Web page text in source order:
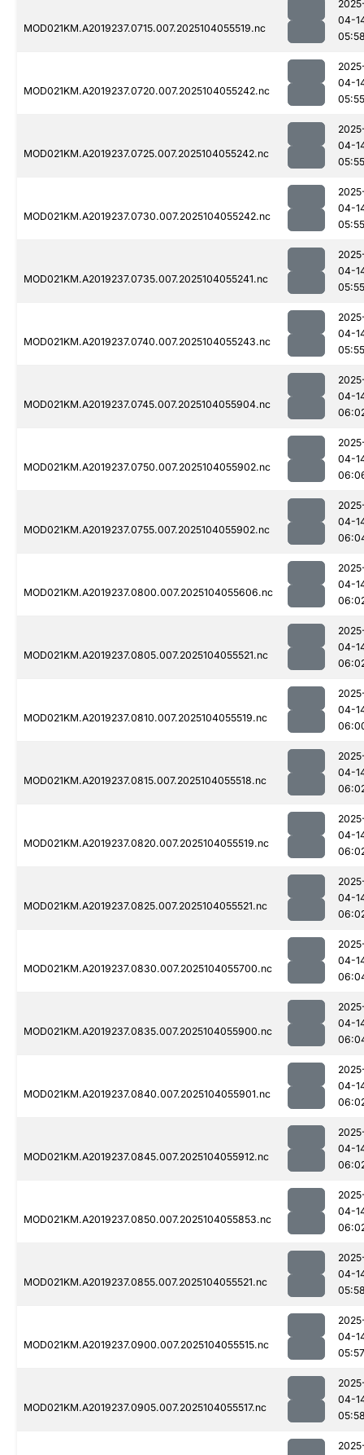
MOD021KM.A2019237.0715.007.2025104055519.nc
04-
MOD021KM.A2019237.0720.007.2025104055242.nc
04-
05:55
MOD021KM.A2019237.0725.007.2025104055242.nc
04-
05:55
MOD021KM.A2019237.0730.007.2025104055242.nc
04-
05:55
MOD021KM.A2019237.0735.007.2025104055241.nc
04-
05:55
MOD021KM.A2019237.0740.007.2025104055243.nc
04-
05:55
MOD021KM.A2019237.0745.007.2025104055904.nc
04-
MOD021KM.A2019237.0750.007.2025104055902.nc
04-
MOD021KM.A2019237.0755.007.2025104055902.nc
04-
MOD021KM.A2019237.0800.007.2025104055606.nc
04-
MOD021KM.A2019237.0805.007.2025104055521.nc
04-
MOD021KM.A2019237.0810.007.2025104055519.nc
04-
MOD021KM.A2019237.0815.007.2025104055518.nc
04-
MOD021KM.A2019237.0820.007.2025104055519.nc
04-
MOD021KM.A2019237.0825.007.2025104055521.nc
04-
MOD021KM.A2019237.0830.007.2025104055700.nc
04-
MOD021KM.A2019237.0835.007.2025104055900.nc
04-
MOD021KM.A2019237.0840.007.2025104055901.nc
04-
MOD021KM.A2019237.0845.007.2025104055912.nc
04-
MOD021KM.A2019237.0850.007.2025104055853.nc
04-
MOD021KM.A2019237.0855.007.2025104055521.nc
04-
MOD021KM.A2019237.0900.007.2025104055515.nc
04-
05:57
MOD021KM.A2019237.0905.007.2025104055517.nc
04-